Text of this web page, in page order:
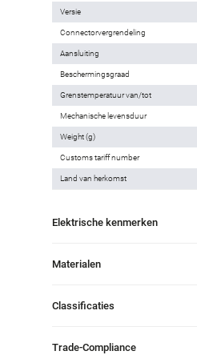
Versie
Connectorvergrendeling
Aansluiting
Beschermingsgraad
Grenstemperatuur van/tot
Mechanische levensduur
Weight (g)
Customs tariff number
Land van herkomst
Elektrische kenmerken
Materialen
Classificaties
Trade-Compliance